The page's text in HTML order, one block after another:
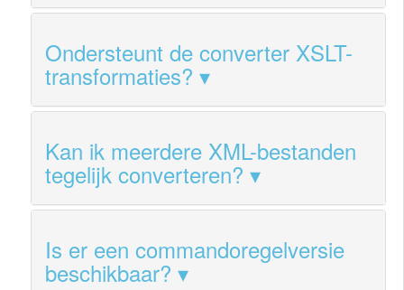
Ondersteunt de converter XSLT-
transformaties?
Kan ik meerdere XML-bestanden
tegelijk converteren?
Is er een commandoregelversie
beschikbaar?